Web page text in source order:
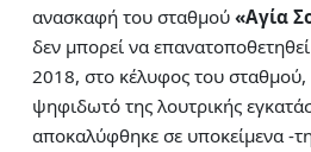
ανασκαφή του σταθμού«Αγία
δεν μπορεί να
2018, στο κέλυφος του σταθμού,
ψηφιδωτό της λουτρικής
αποκαλύφθηκε σε υποκείμενα -